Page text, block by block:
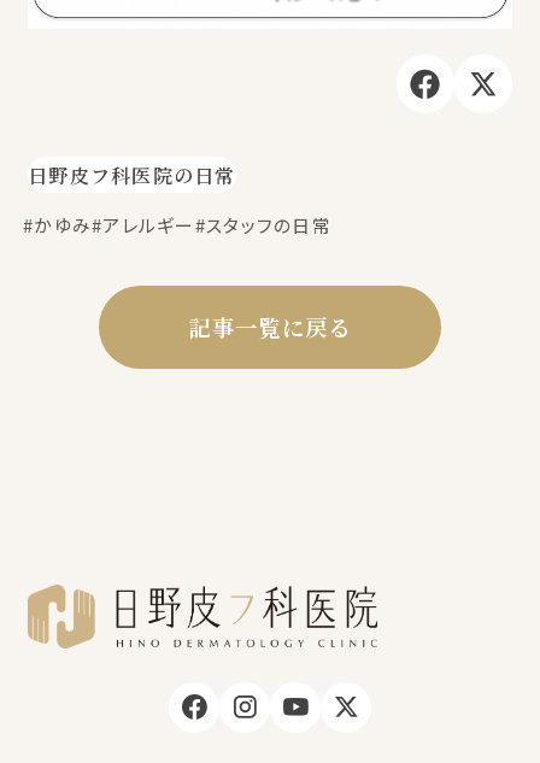
日野皮フ科医院の日常
#かゆみ#アレルギー#スタッフの日常
記事一覧に戻る